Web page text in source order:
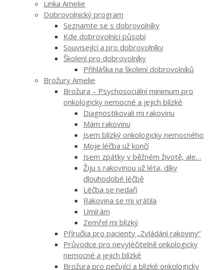
Linka Amelie
Dobrovolnický program
Seznamte se s dobrovolníky
Kde dobrovolníci působí
Související a pro dobrovolníky
Školení pro dobrovolníky
Přihláška na školení dobrovolníků
Brožury Amelie
Brožura – Psychosociální minimum pro
onkologicky nemocné a jejich blízké
Diagnostikovali mi rakovinu
Mám rakovinu
Jsem blízký onkologicky nemocného
Moje léčba už končí
Jsem zpátky v běžném životě, ale…
Žiju s rakovinou už léta, díky
dlouhodobé léčbě
Léčba se nedaří
Rakovina se mi vrátila
Umírám
Zemřel mi blízký
Příručka pro pacienty „Zvládání rakoviny“
Průvodce pro nevyléčitelně onkologicky
nemocné a jejich blízké
Brožura pro pečující a blízké onkologicky